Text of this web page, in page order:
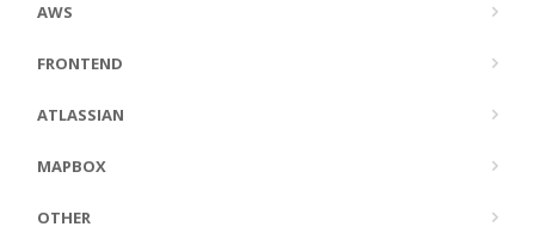
AWS
FRONTEND
ATLASSIAN
MAPBOX
OTHER